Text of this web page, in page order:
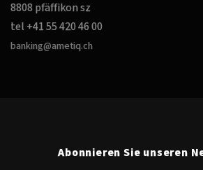
8808 pfäffikon sz
tel +41 55 420 46 00
banking@ametiq.ch
Abonnieren Sie unseren